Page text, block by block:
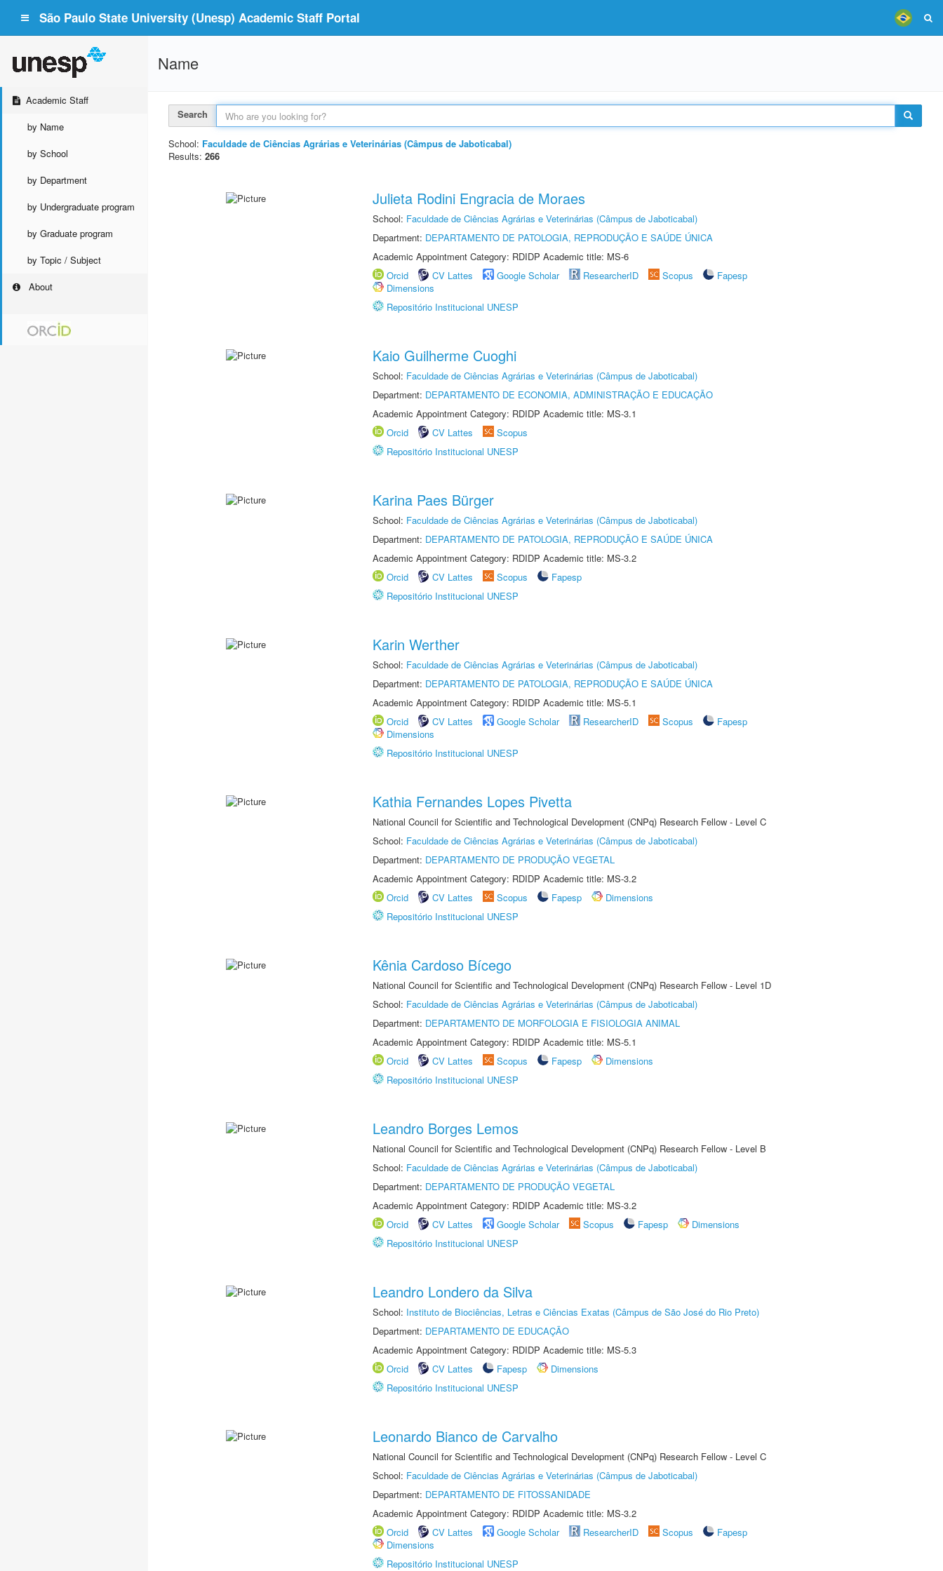
São Paulo State University (Unesp) Academic Staff Portal
Academic Staff
by Name
by School
by Department
by Undergraduate program
by Graduate program
by Topic / Subject
About
Name
Search
School: Faculdade de Ciências Agrárias e Veterinárias (Câmpus de Jaboticabal)
Results: 266
Julieta Rodini Engracia de Moraes
School: Faculdade de Ciências Agrárias e Veterinárias (Câmpus de Jaboticabal)
Department: DEPARTAMENTO DE PATOLOGIA, REPRODUÇÃO E SAÚDE ÚNICA
Academic Appointment Category: RDIDP Academic title: MS-6
Orcid
CV Lattes Google Scholar ResearcherID Scopus
Fapesp
Dimensions
Repositório Institucional UNESP
Kaio Guilherme Cuoghi
School: Faculdade de Ciências Agrárias e Veterinárias (Câmpus de Jaboticabal)
Department: DEPARTAMENTO DE ECONOMIA, ADMINISTRAÇÃO E EDUCAÇÃO
Academic Appointment Category: RDIDP Academic title: MS-3.1
Orcid
CV Lattes
Scopus
Repositório Institucional UNESP
Karina Paes Bürger
School: Faculdade de Ciências Agrárias e Veterinárias (Câmpus de Jaboticabal)
Department: DEPARTAMENTO DE PATOLOGIA, REPRODUÇÃO E SAÚDE ÚNICA
Academic Appointment Category: RDIDP Academic title: MS-3.2
Orcid
CV Lattes Scopus
Fapesp
Repositório Institucional UNESP
Karin Werther
School: Faculdade de Ciências Agrárias e Veterinárias (Câmpus de Jaboticabal)
Department: DEPARTAMENTO DE PATOLOGIA, REPRODUÇÃO E SAÚDE ÚNICA
Academic Appointment Category: RDIDP Academic title: MS-5.1
Orcid
CV Lattes Google Scholar ResearcherID Scopus
Fapesp
Dimensions
Repositório Institucional UNESP
Kathia Fernandes Lopes Pivetta
National Council for Scientific and Technological Development (CNPq) Research Fellow - Level C
School: Faculdade de Ciências Agrárias e Veterinárias (Câmpus de Jaboticabal)
Department: DEPARTAMENTO DE PRODUÇÃO VEGETAL
Academic Appointment Category: RDIDP Academic title: MS-3.2
Orcid
CV Lattes Scopus Fapesp
Dimensions
Repositório Institucional UNESP
Kênia Cardoso Bícego
National Council for Scientific and Technological Development (CNPq) Research Fellow - Level 1D
School: Faculdade de Ciências Agrárias e Veterinárias (Câmpus de Jaboticabal)
Department: DEPARTAMENTO DE MORFOLOGIA E FISIOLOGIA ANIMAL
Academic Appointment Category: RDIDP Academic title: MS-5.1
Orcid
CV Lattes Scopus Fapesp
Dimensions
Repositório Institucional UNESP
Leandro Borges Lemos
National Council for Scientific and Technological Development (CNPq) Research Fellow - Level B
School: Faculdade de Ciências Agrárias e Veterinárias (Câmpus de Jaboticabal)
Department: DEPARTAMENTO DE PRODUÇÃO VEGETAL
Academic Appointment Category: RDIDP Academic title: MS-3.2
Orcid
CV Lattes Google Scholar Scopus Fapesp
Dimensions
Repositório Institucional UNESP
Leandro Londero da Silva
School: Instituto de Biociências, Letras e Ciências Exatas (Câmpus de São José do Rio Preto)
Department: DEPARTAMENTO DE EDUCAÇÃO
Academic Appointment Category: RDIDP Academic title: MS-5.3
Orcid
CV Lattes Fapesp
Dimensions
Repositório Institucional UNESP
Leonardo Bianco de Carvalho
National Council for Scientific and Technological Development (CNPq) Research Fellow - Level C
School: Faculdade de Ciências Agrárias e Veterinárias (Câmpus de Jaboticabal)
Department: DEPARTAMENTO DE FITOSSANIDADE
Academic Appointment Category: RDIDP Academic title: MS-3.2
Orcid
CV Lattes Google Scholar ResearcherID Scopus
Fapesp
Dimensions
Repositório Institucional UNESP